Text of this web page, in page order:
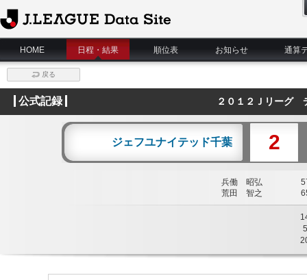
J.League Data Site
HOME
日程・結果 順位表 お知らせ 通算
戻る
公式記録 ２０１２Ｊリーグ
ジェフユナイテッド千葉 2
兵働 昭弘
荒田 智之
5